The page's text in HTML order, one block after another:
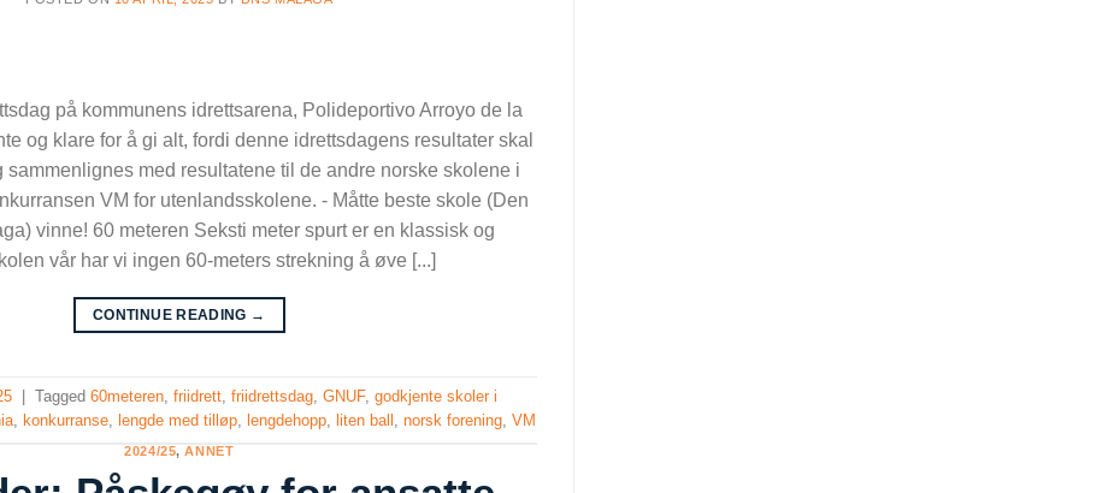
på kommunens idrettsarena, Polideportivo Arroyo de la
og klare for å gi alt, fordi denne idrettsdagens resultater skal
sammenlignes med resultatene til de andre norske skolene i
VM for utenlandsskolene. - Måtte beste skole (Den
vinne! 60 meteren Seksti meter spurt er en klassisk og
vår har vi ingen 60-meters strekning å øve [...]
CONTINUE READING →
Tagged60meteren,friidrett,friidrettsdag,GNUF,godkjente skoler i
, konkurranse, lengde med tilløp, lengdehopp, liten ball ,norsk forening,VM
2024/25,ANNET